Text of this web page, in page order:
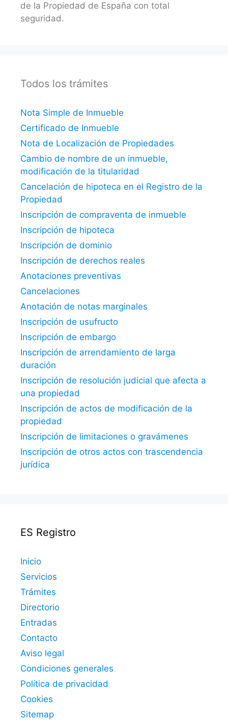
de la Propiedad de España con total
seguridad.
Todos los trámites
Nota Simple de Inmueble
Certificado de Inmueble
Nota de Localización de Propiedades
Cambio de nombre de un inmueble,
modificación de la titularidad
Cancelación de hipoteca en el Registro de la
Propiedad
Inscripción de compraventa de inmueble
Inscripción de hipoteca
Inscripción de dominio
Inscripción de derechos reales
Anotaciones preventivas
Cancelaciones
Anotación de notas marginales
Inscripción de usufructo
Inscripción de embargo
Inscripción de arrendamiento de larga
duración
Inscripción de resolución judicial que afecta a
una propiedad
Inscripción de actos de modificación de la
propiedad
Inscripción de limitaciones o gravámenes
Inscripción de otros actos con trascendencia
jurídica
ES Registro
Inicio
Servicios
Trámites
Directorio
Entradas
Contacto
Aviso legal
Condiciones generales
Política de privacidad
Cookies
Sitemap